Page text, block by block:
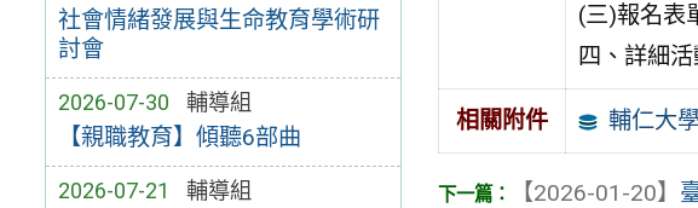
社會情緒發展與生命教育學術研
討會
2026-07-30 輔導組
【親職教育】傾聽6部曲
2026-07-21 輔導組
(三)報名表
四、詳細
相關附件 輔仁大
【2026-01-20】